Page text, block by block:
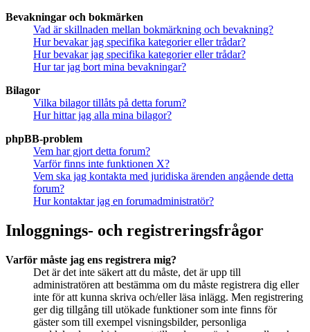
Bevakningar och bokmärken
Vad är skillnaden mellan bokmärkning och bevakning?
Hur bevakar jag specifika kategorier eller trådar?
Hur bevakar jag specifika kategorier eller trådar?
Hur tar jag bort mina bevakningar?
Bilagor
Vilka bilagor tillåts på detta forum?
Hur hittar jag alla mina bilagor?
phpBB-problem
Vem har gjort detta forum?
Varför finns inte funktionen X?
Vem ska jag kontakta med juridiska ärenden angående detta
forum?
Hur kontaktar jag en forumadministratör?
Inloggnings- och registreringsfrågor
Varför måste jag ens registrera mig?
Det är det inte säkert att du måste, det är upp till
administratören att bestämma om du måste registrera dig eller
inte för att kunna skriva och/eller läsa inlägg. Men registrering
ger dig tillgång till utökade funktioner som inte finns för
gäster som till exempel visningsbilder, personliga